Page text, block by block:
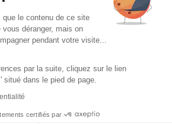
16h30 & lele contenu de ce site
déranger, mais on
pendant votre visite...
par la suite, cliquez sur le lien
dans le pied de page.
certifiés par